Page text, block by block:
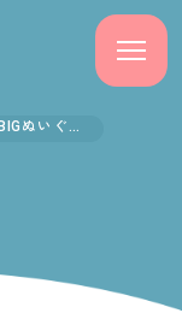
mofusand 着ぐるみにゃんBIGぬいぐるみ